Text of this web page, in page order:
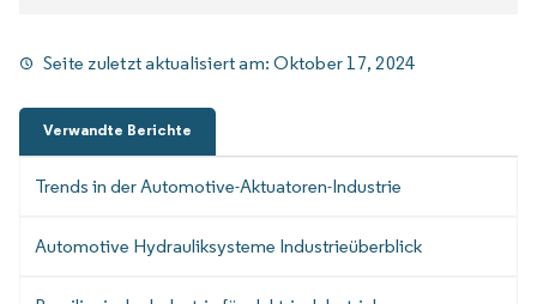
Seite zuletzt aktualisiert am:Oktober 17, 2024
Verwandte Berichte
Trends in der Automotive-Aktuatoren-Industrie
Automotive Hydrauliksysteme Industrieüberblick